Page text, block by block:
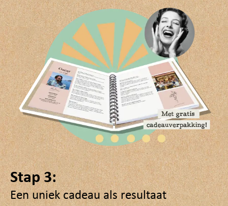
Stap 3:
Een uniek cadeau als resultaat